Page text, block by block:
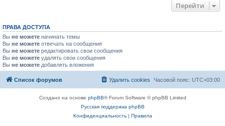
Перейти
ПРАВА ДОСТУПА
Вы не можете начинать темы
Вы не можете отвечать на сообщения
Вы не можете редактировать свои сообщения
Вы не можете удалять свои сообщения
Вы не можете добавлять вложения
Список форумов Часовой пояс: UTC+03:00
Удалить cookies
Создано на основе phpBB® Forum Software © phpBB Limited
Русская поддержка phpBB
Конфиденциальность| Правила